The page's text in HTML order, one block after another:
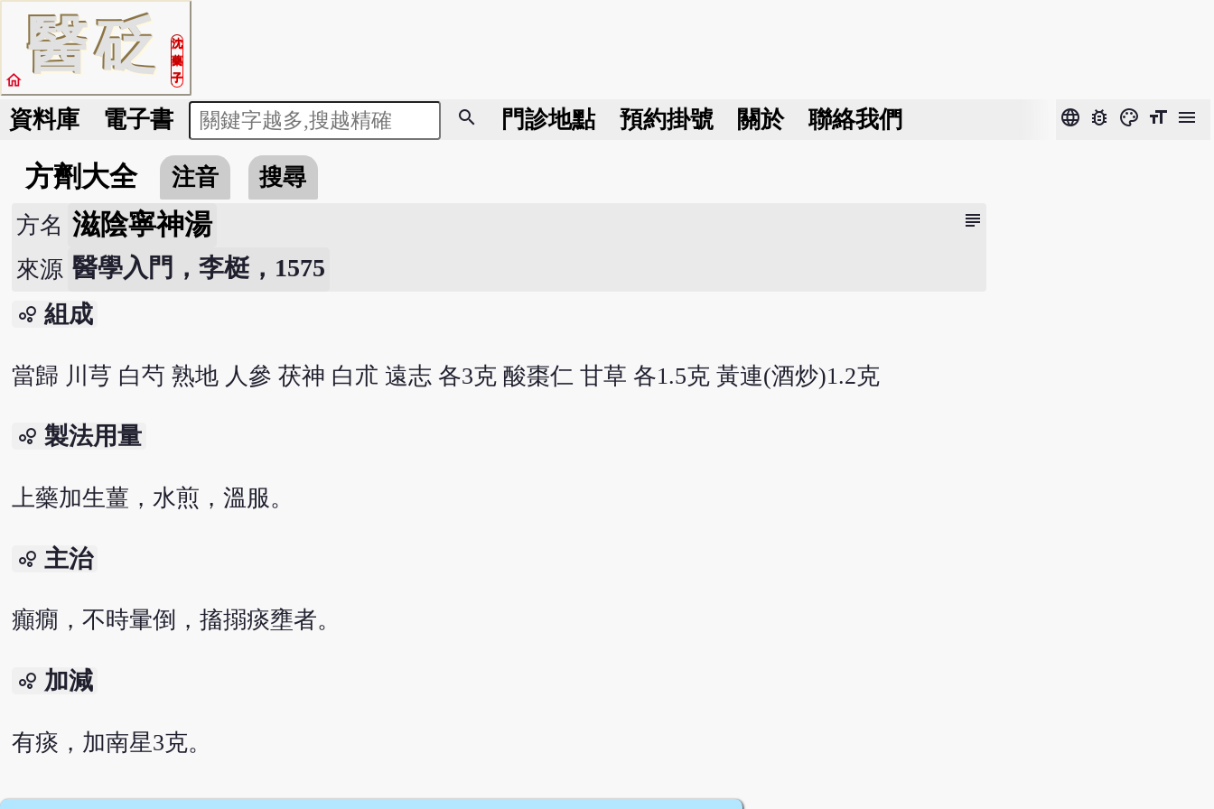
醫砭
沈
藥
子
home
資料庫 電子書 search 門診地點 預約掛號 關於 聯絡我們 language bug_report color_lens format_size menu
方劑大全 注音 搜尋
subject
方名 滋陰寧神湯
來源 醫學入門，李梃，1575
bubble_chart 組成
當歸 川芎 白芍 熟地 人參 茯神 白朮 遠志 各3克 酸棗仁 甘草 各1.5克 黃連(酒炒)1.2克
bubble_chart 製法用量
上藥加生薑，水煎，溫服。
bubble_chart 主治
癲癇，不時暈倒，搐搦痰壅者。
bubble_chart 加減
有痰，加南星3克。